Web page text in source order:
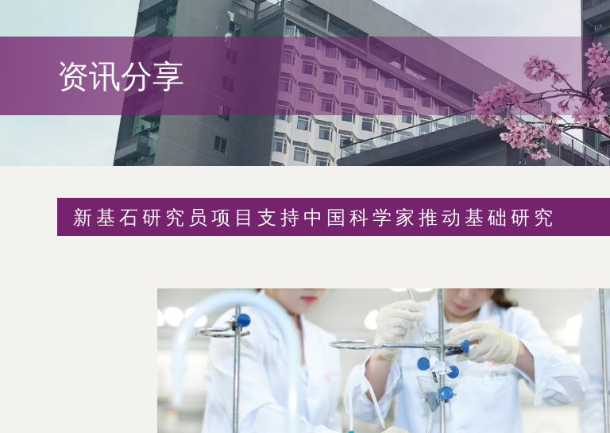
学
术
交
资讯分享
新基石研究员项目支持中国科学家推动基础研究